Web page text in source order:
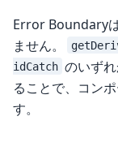
Error Boundary
ません。
idCatch のいず
ることで、コン
す。